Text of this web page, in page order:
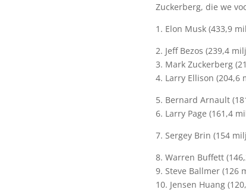
Zuckerberg, die we
1. Elon Musk (433,9
2. Jeff Bezos (239,4
3. Mark Zuckerberg
4. Larry Ellison (204,6
5. Bernard Arnault
6. Larry Page (161,4
7. Sergey Brin (154
8. Warren Buffett
9. Steve Ballmer (126
10. Jensen Huang